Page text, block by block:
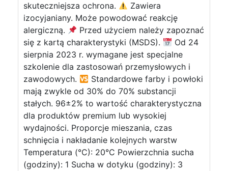
skuteczniejsza ochrona.
Zawiera
izocyjaniany. Może powodować reakcję
alergiczną.
Przed użyciem należy zapoznać
się z kartą charakterystyki (MSDS).
Od 24
sierpnia 2023 r. wymagane jest specjalne
szkolenie dla zastosowań przemysłowych i
zawodowych.
Standardowe farby i powłoki
mają zwykle od 30% do 70% substancji
stałych. 96±2% to wartość charakterystyczna
dla produktów premium lub wysokiej
wydajności. Proporcje mieszania, czas
schnięcia i nakładanie kolejnych warstw
Temperatura (°C): 20°C Powierzchnia sucha
(godziny): 1 Sucha w dotyku (godziny): 3